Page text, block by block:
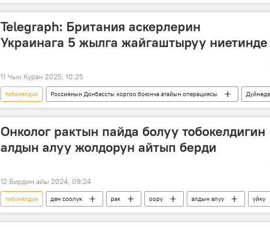
Украина
атайын операция
Telegraph: Британия аскерлерин
Украинага 5 жылга жайгаштыруу ниетинде
11 Чын Куран 2025, 10:25
тобокелдик Россиянын Донбассты коргоо боюнча атайын операциясы
Дүйнөдө
Европа биримдиги
Улуу Британия Украина Франция
Онколог рактын пайда болуу тобокелдигин
алдын алуу жолдорун айтып берди
12 Бирдин айы 2024, 09:24
тобокелдик ден соолук рак оору алдын алуу
уйку
туура тамактануу